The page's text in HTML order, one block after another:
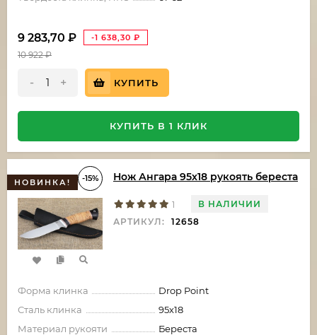
9 283,70 ₽ -1 638,30 ₽
10 922₽
- + КУПИТЬ
КУПИТЬ В 1 КЛИК
НОВИНКА! -15% Нож Ангара 95х18 рукоять береста
1
В НАЛИЧИИ
АРТИКУЛ:
12658
Форма клинка
Drop Point
Сталь клинка
95х18
Материал рукояти
Береста